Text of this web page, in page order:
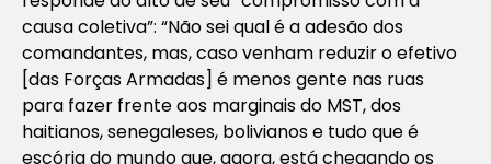
causa coletiva”: “Não sei qual é a adesão dos
comandantes, mas, caso venham reduzir o efetivo
[das Forças Armadas] é menos gente nas ruas
para fazer frente aos marginais do MST, dos
haitianos, senegaleses, bolivianos e tudo que é
escória do mundo que, agora, está chegando os